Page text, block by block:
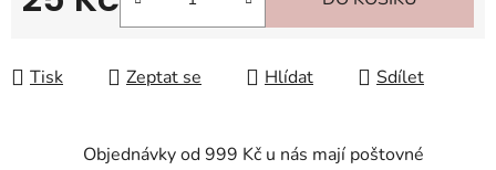
Tisk Zeptat se Hlídat Sdílet
Objednávky od 999 Kč u nás mají poštovné